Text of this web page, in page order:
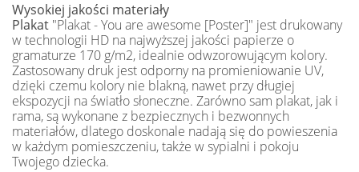
Wysokiej jakości materiały
Plakat "Plakat - You are awesome [Poster]" jest drukowany
w technologii HD na najwyższej jakości papierze o
gramaturze 170 g/m2, idealnie odwzorowującym kolory.
Zastosowany druk jest odporny na promieniowanie UV,
dzięki czemu kolory nie blakną, nawet przy długiej
ekspozycji na światło słoneczne. Zarówno sam plakat, jak i
rama, są wykonane z bezpiecznych i bezwonnych
materiałów, dlatego doskonale nadają się do powieszenia
w każdym pomieszczeniu, także w sypialni i pokoju
Twojego dziecka.